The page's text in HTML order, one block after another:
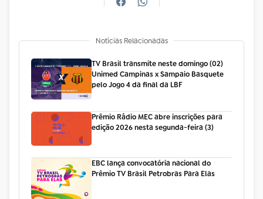
Notícias Relacionadas
TV Brasil transmite neste domingo (02)
Unimed Campinas x Sampaio Basquete
pelo Jogo 4 da final da LBF
Prêmio Rádio MEC abre inscrições para
edição 2026 nesta segunda-feira (3)
EBC lança convocatória nacional do
Prêmio TV Brasil Petrobras Para Elas